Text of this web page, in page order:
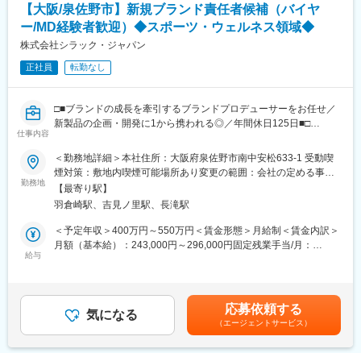
■シケンの強み
業界では圧倒的な知名度と製品力を誇っておりますので、信頼関
係が構築できているお客様を中心にご担当頂きます。インプラン
トなどの高度な技工物には専門の部署を設けて対応をしておりま
すので、品質の高い歯科技工物を安定して医療現場に供給してい
変更の範囲：会社の定める業務
～11時頃：内勤業務（メール確認、資料作成など）
午後：クリニックへ訪問（面会・レポート提出など）
18時頃：1日の業務の振り返り、明日の予定確認をして退社。
■入社後の流れ
Zoomを活用し、配属先で入社研修を実施
睡眠時無呼吸症候群に関する知識、商品の操作方法などを学びま
↓
《1～2ヶ月間》
上司・先輩に同行し、業務の流れを身につけるOJTを実施。
↓
先輩から、徐々に担当するクリニックや患者様を引き継ぎます。
すが、共通しているのは20代～30代の若手が多く活躍しているこ
と。責任者の平均年齢も30歳。相談がしやすく、アドバイスやフ
ォロー対応も早いので、不安を感じることなく、成長できます。
【大阪/泉佐野市】新規ブランド責任者候補（バイヤ
ー/MD経験者歓迎）◆スポーツ・ウェルネス領域◆
株式会社シラック・ジャパン
正社員 転勤なし
仕事内容
□■ブランドの成長を牽引するブランドプロデューサーをお任せ／
新製品の企画・開発に1から携われる◎／年間休日125日■□
■業務内容：
NEPHブランドの成長に向けて、商品戦略・MD戦略・新規ブラン
ド開拓を担っていただきます。「何を売るか」だけでなく、「ど
のような価値をお客様に届けるか」を考えながら、ブランドの世
界観づくりと事業拡大の両方に携わるポジションです。
＜具体的には…＞
◇商品戦略・MD戦略の立案
・価格設計および販売計画の策定
・販売実績・市場トレンド分析
・商品ポートフォリオの最適化
勤務地
＜勤務地詳細＞本社住所：大阪府泉佐野市南中安松633-1 受動喫
煙対策：敷地内喫煙可能場所あり変更の範囲：会社の定める事業
所【最寄り駅】
羽倉崎駅、吉見ノ里駅、長滝駅
給与
＜予定年収＞400万円～550万円＜賃金形態＞月給制＜賃金内訳＞
月額（基本給）：243,000円～296,000円固定残業手当/月：
年収は、スキル・ご経験によって変動します。■賞与：年2回支給
（昨年度実績：3ヶ月分）■給与改定：年1回＊モデル年収：40歳
マネージャー／700万円賃金はあくまでも目安の金額であり、選
考を通じて上下する可能性があります。月給(月額)は固定手当を含
気になる 応募依頼する
（エージェントサービス）